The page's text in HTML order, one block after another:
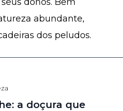
abundante,
dos peludos.
a doçura que